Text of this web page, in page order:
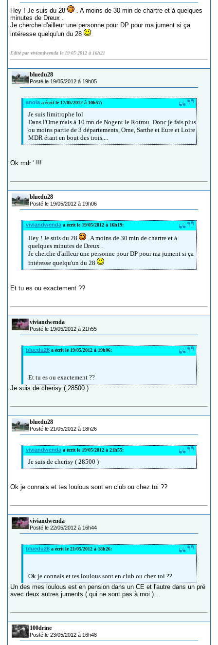
Hey ! Je suis du 28
. A moins de 30 min de chartre et à quelques
minutes de Dreux .
Je cherche d'ailleur une personne pour DP pour ma jument si ça
intéresse quelqu'un du 28
Edité par viviandwenda le 19-05-2012 à 16h21
bluedu28
Posté le 19/05/2012 à 19h05
anoia a écrit le 17/05/2012 à 10h57:
Je suis limitrophe lol
Dans l'Orne mais à 10 mn de Nogent le Rotrou. Donc je fais plus
ou moins partie de 3 départements, Orne, Sarthe et Eure et Loire
MDR étant en bout des trois....
Ok mdr ' !!!
bluedu28
Posté le 19/05/2012 à 19h06
viviandwenda a écrit le 19/05/2012 à 16h19:
Hey ! Je suis du 28
. A moins de 30 min de chartre et à
quelques minutes de Dreux .
Je cherche d'ailleur une personne pour DP pour ma jument si ça
intéresse quelqu'un du 28
Et tu es ou exactement ??
viviandwenda
Posté le 19/05/2012 à 21h55
bluedu28 a écrit le 19/05/2012 à 19h06:
Et tu es ou exactement ??
Je suis de cherisy ( 28500 )
bluedu28
Posté le 21/05/2012 à 18h26
viviandwenda a écrit le 19/05/2012 à 21h55:
Je suis de cherisy ( 28500 )
Ok je connais et tes loulous sont en club ou chez toi ??
viviandwenda
Posté le 22/05/2012 à 16h44
bluedu28 a écrit le 21/05/2012 à 18h26:
Ok je connais et tes loulous sont en club ou chez toi ??
Un des mes loulous est en pension dans un CE et l'autre dans un pré
avec deux autres juments ( qui ne sont pas à moi ) .
100drine
Posté le 23/05/2012 à 16h48